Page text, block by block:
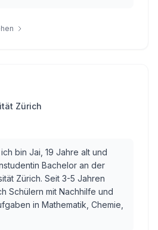
Zürich
bin Jai, 19 Jahre alt und
Bachelor an der
Zürich. Seit 3-5 Jahren
Schülern mit Nachhilfe und
in Mathematik, Chemie,